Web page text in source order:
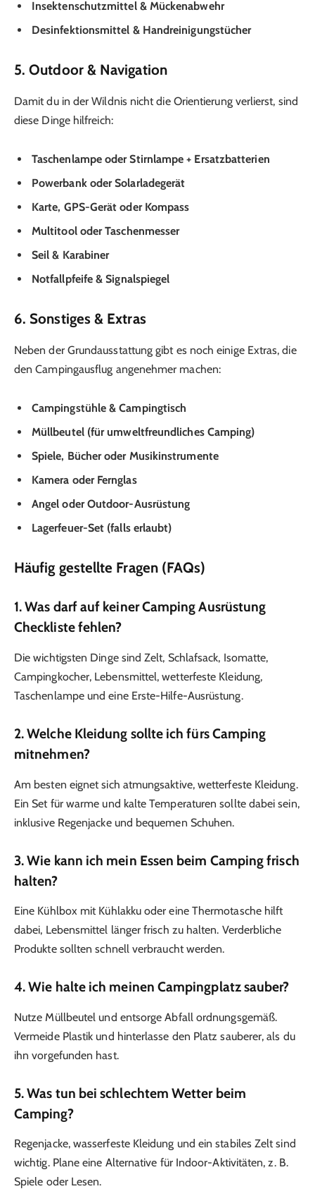
Insektenschutzmittel & Mückenabwehr
Desinfektionsmittel & Handreinigungstücher
5. Outdoor & Navigation
Damit du in der Wildnis nicht die Orientierung verlierst, sind
diese Dinge hilfreich:
Taschenlampe oder Stirnlampe + Ersatzbatterien
Powerbank oder Solarladegerät
Karte, GPS-Gerät oder Kompass
Multitool oder Taschenmesser
Seil & Karabiner
Notfallpfeife & Signalspiegel
6. Sonstiges & Extras
Neben der Grundausstattung gibt es noch einige Extras, die
den Campingausflug angenehmer machen:
Campingstühle & Campingtisch
Müllbeutel (für umweltfreundliches Camping)
Spiele, Bücher oder Musikinstrumente
Kamera oder Fernglas
Angel oder Outdoor-Ausrüstung
Lagerfeuer-Set (falls erlaubt)
Häufig gestellte Fragen (FAQs)
1. Was darf auf keiner Camping Ausrüstung
Checkliste fehlen?
Die wichtigsten Dinge sind Zelt, Schlafsack, Isomatte,
Campingkocher, Lebensmittel, wetterfeste Kleidung,
Taschenlampe und eine Erste-Hilfe-Ausrüstung.
2. Welche Kleidung sollte ich fürs Camping
mitnehmen?
Am besten eignet sich atmungsaktive, wetterfeste Kleidung.
Ein Set für warme und kalte Temperaturen sollte dabei sein,
inklusive Regenjacke und bequemen Schuhen.
3. Wie kann ich mein Essen beim Camping frisch
halten?
Eine Kühlbox mit Kühlakku oder eine Thermotasche hilft
dabei, Lebensmittel länger frisch zu halten. Verderbliche
Produkte sollten schnell verbraucht werden.
4. Wie halte ich meinen Campingplatz sauber?
Nutze Müllbeutel und entsorge Abfall ordnungsgemäß.
Vermeide Plastik und hinterlasse den Platz sauberer, als du
ihn vorgefunden hast.
5. Was tun bei schlechtem Wetter beim
Camping?
Regenjacke, wasserfeste Kleidung und ein stabiles Zelt sind
wichtig. Plane eine Alternative für Indoor-Aktivitäten, z. B.
Spiele oder Lesen.